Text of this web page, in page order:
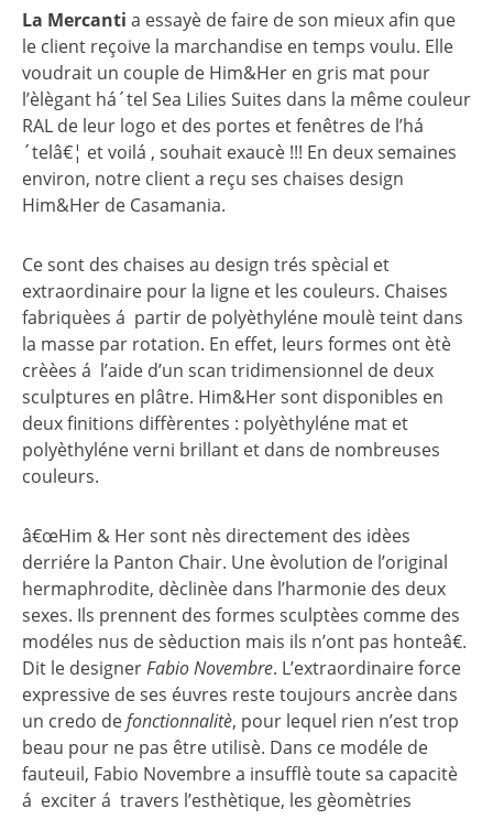
La Mercanti a essayè de faire de son mieux afin que
le client reçoive la marchandise en temps voulu. Elle
voudrait un couple de Him&Her en gris mat pour
l’èlègant há´tel Sea Lilies Suites dans la même couleur
RAL de leur logo et des portes et fenêtres de l’há
´telâ€¦ et voilá , souhait exaucè !!! En deux semaines
environ, notre client a reçu ses chaises design
Him&Her de Casamania.
Ce sont des chaises au design trés spècial et
extraordinaire pour la ligne et les couleurs. Chaises
fabriquèes á partir de polyèthyléne moulè teint dans
la masse par rotation. En effet, leurs formes ont ètè
crèèes á l’aide d’un scan tridimensionnel de deux
sculptures en plâtre. Him&Her sont disponibles en
deux finitions diffèrentes : polyèthyléne mat et
polyèthyléne verni brillant et dans de nombreuses
couleurs.
â€œHim & Her sont nès directement des idèes
derriére la Panton Chair. Une èvolution de l’original
hermaphrodite, dèclinèe dans l’harmonie des deux
sexes. Ils prennent des formes sculptèes comme des
modéles nus de sèduction mais ils n’ont pas honteâ€.
Dit le designerFabio Novembre. L’extraordinaire force
expressive de ses éuvres reste toujours ancrèe dans
un credo defonctionnalitè, pour lequel rien n’est trop
beau pour ne pas être utilisè. Dans ce modéle de
fauteuil, Fabio Novembre a insufflè toute sa capacitè
á exciter á travers l’esthètique, les gèomètries